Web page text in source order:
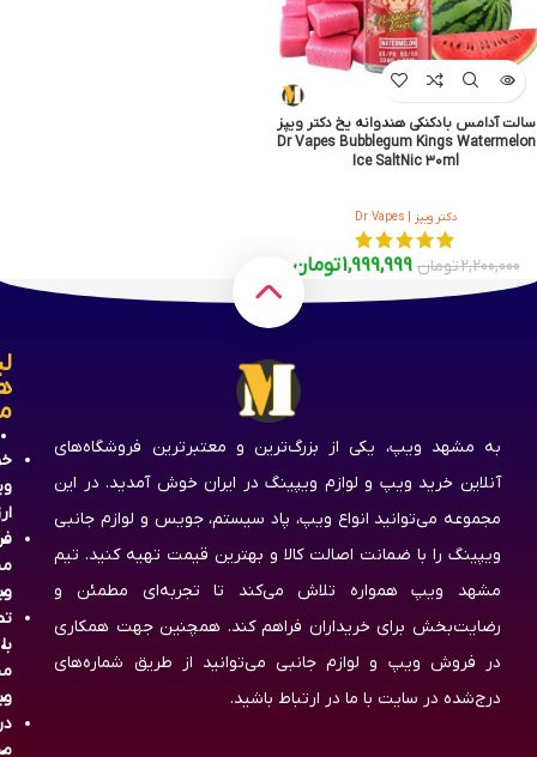
سالت آدامس بادکنکی هندوانه یخ دکتر ویپز
Dr Vapes Bubblegum Kings Watermelon
Ice SaltNic 30ml
دکتر ویپز | Dr Vapes
2,200,000تومان 1,999,999تومان
به مشهد ویپ، یکی از بزرگ‌ترین و معتبرترین فروشگاه‌های
آنلاین خرید ویپ و لوازم ویپینگ در ایران خوش آمدید. در این
مجموعه می‌توانید انواع ویپ، پاد سیستم، جویس و لوازم جانبی
ویپینگ را با ضمانت اصالت کالا و بهترین قیمت تهیه کنید. تیم
مشهد ویپ همواره تلاش می‌کند تا تجربه‌ای مطمئن و
رضایت‌بخش برای خریداران فراهم کند. همچنین جهت همکاری
در فروش ویپ و لوازم جانبی می‌توانید از طریق شماره‌های
درج‌شده در سایت با ما در ارتباط باشید.
با